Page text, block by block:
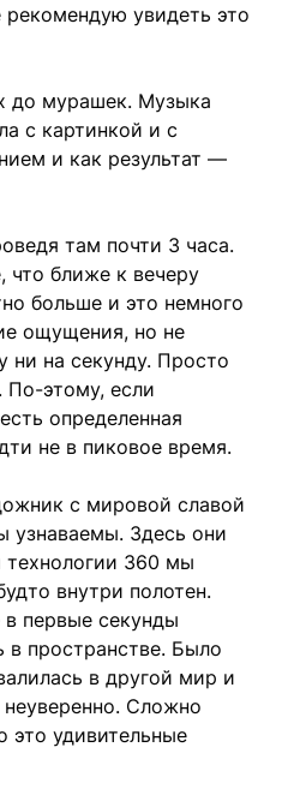
рекомендую увидеть это
до мурашек. Музыка
с картинкой и с
и как результат —
там почти 3 часа.
что ближе к вечеру
больше и это немного
ощущения, но не
ни на секунду. Просто
этому, если
определенная
не в пиковое время.
с мировой славой
узнаваемы. Здесь они
360 мы
внутри полотен.
первые секунды
в пространстве. Было
в другой мир и
Сложно
это удивительные